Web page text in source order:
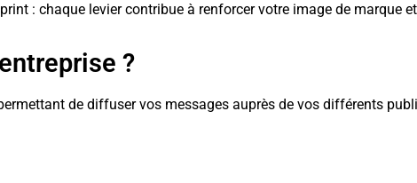
: chaque levier contribue à renforcer votre image de marque
?
de diffuser vos messages auprès de vos différents